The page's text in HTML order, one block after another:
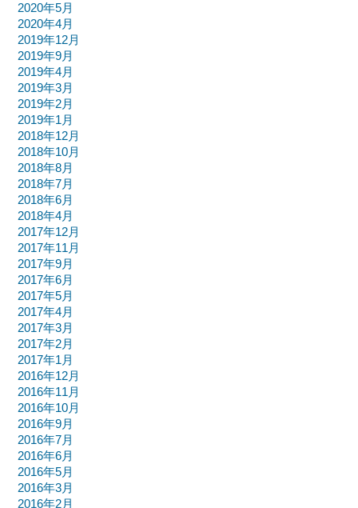
2020年5月
2020年4月
2019年12月
2019年9月
2019年4月
2019年3月
2019年2月
2019年1月
2018年12月
2018年10月
2018年8月
2018年7月
2018年6月
2018年4月
2017年12月
2017年11月
2017年9月
2017年6月
2017年5月
2017年4月
2017年3月
2017年2月
2017年1月
2016年12月
2016年11月
2016年10月
2016年9月
2016年7月
2016年6月
2016年5月
2016年3月
2016年2月